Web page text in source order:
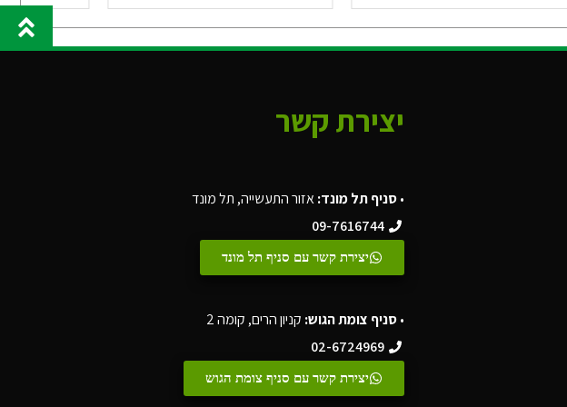
יצירת קשר
•סניף תל מונד:אזור התעשייה, תל מונד
09-7616744
יצירת קשר עם סניף תל מונד
•סניף צומת הגוש: קניון הרים, קומה 2
02-6724969
יצירת קשר עם סניף צומת הגוש